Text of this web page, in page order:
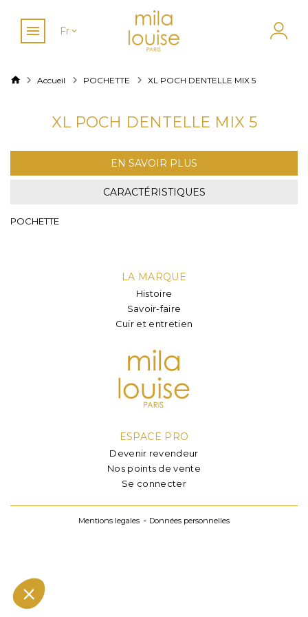
Fr
Accueil POCHETTE XL POCH DENTELLE MIX 5
XL POCH DENTELLE MIX 5
EN SAVOIR PLUS
CARACTÉRISTIQUES
POCHETTE
LA MARQUE
Histoire
Savoir-faire
Cuir et entretien
ESPACE PRO
Devenir revendeur
Nos points de vente
Se connecter
Mentions legales Données personnelles